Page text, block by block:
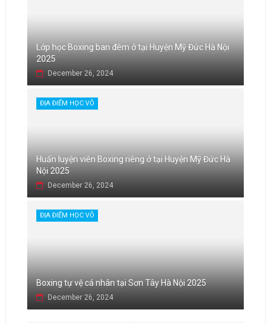
Lớp học Boxing ban đêm ở tại Huyện Mỹ Đức Hà Nội
2025
December 26, 2024
ĐỊA ĐIỂM HỌC VÕ
Huấn luyện viên Boxing riêng ở tại Huyện Mỹ Đức Hà
Nội 2025
December 26, 2024
ĐỊA ĐIỂM HỌC VÕ
Boxing tự vệ cá nhân tại Sơn Tây Hà Nội 2025
December 26, 2024